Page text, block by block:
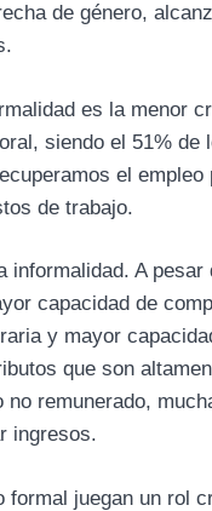
de género,
es la menor
siendo el 51% de
el empleo
de trabajo.
A
capacidad de
y mayor
que son
remunerado,
ingresos.
juegan un rol